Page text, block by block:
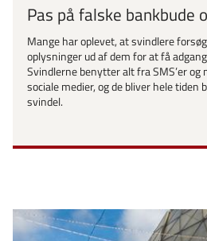
Pas på falske bankbude
Mange har oplevet, at svindlere
oplysninger ud af dem for at få
Svindlerne benytter alt fra SMS’er
sociale medier, og de bliver hele tiden
svindel.